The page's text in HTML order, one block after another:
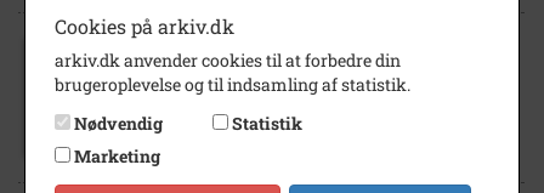
1920- 1930
Cookies på arkiv.dk
arkiv.dk anvender cookies til at forbedre din
brugeroplevelse og til indsamling af statistik.
Nødvendig
Statistik
Marketing